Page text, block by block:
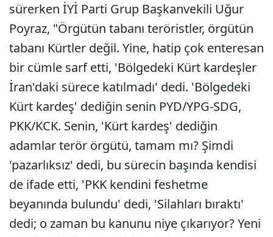
sürerken İYİ Parti Grup Başkanvekili Uğur
Poyraz, "Örgütün tabanı teröristler, örgütün
tabanı Kürtler değil. Yine, hatip çok enteresan
bir cümle sarf etti, 'Bölgedeki Kürt kardeşler
İran'daki sürece katılmadı' dedi. 'Bölgedeki
Kürt kardeş' dediğin senin PYD/YPG-SDG,
PKK/KCK. Senin, 'Kürt kardeş' dediğin
adamlar terör örgütü, tamam mı? Şimdi
'pazarlıksız' dedi, bu sürecin başında kendisi
de ifade etti, 'PKK kendini feshetme
beyanında bulundu' dedi, 'Silahları bıraktı'
dedi; o zaman bu kanunu niye çıkarıyor? Yeni